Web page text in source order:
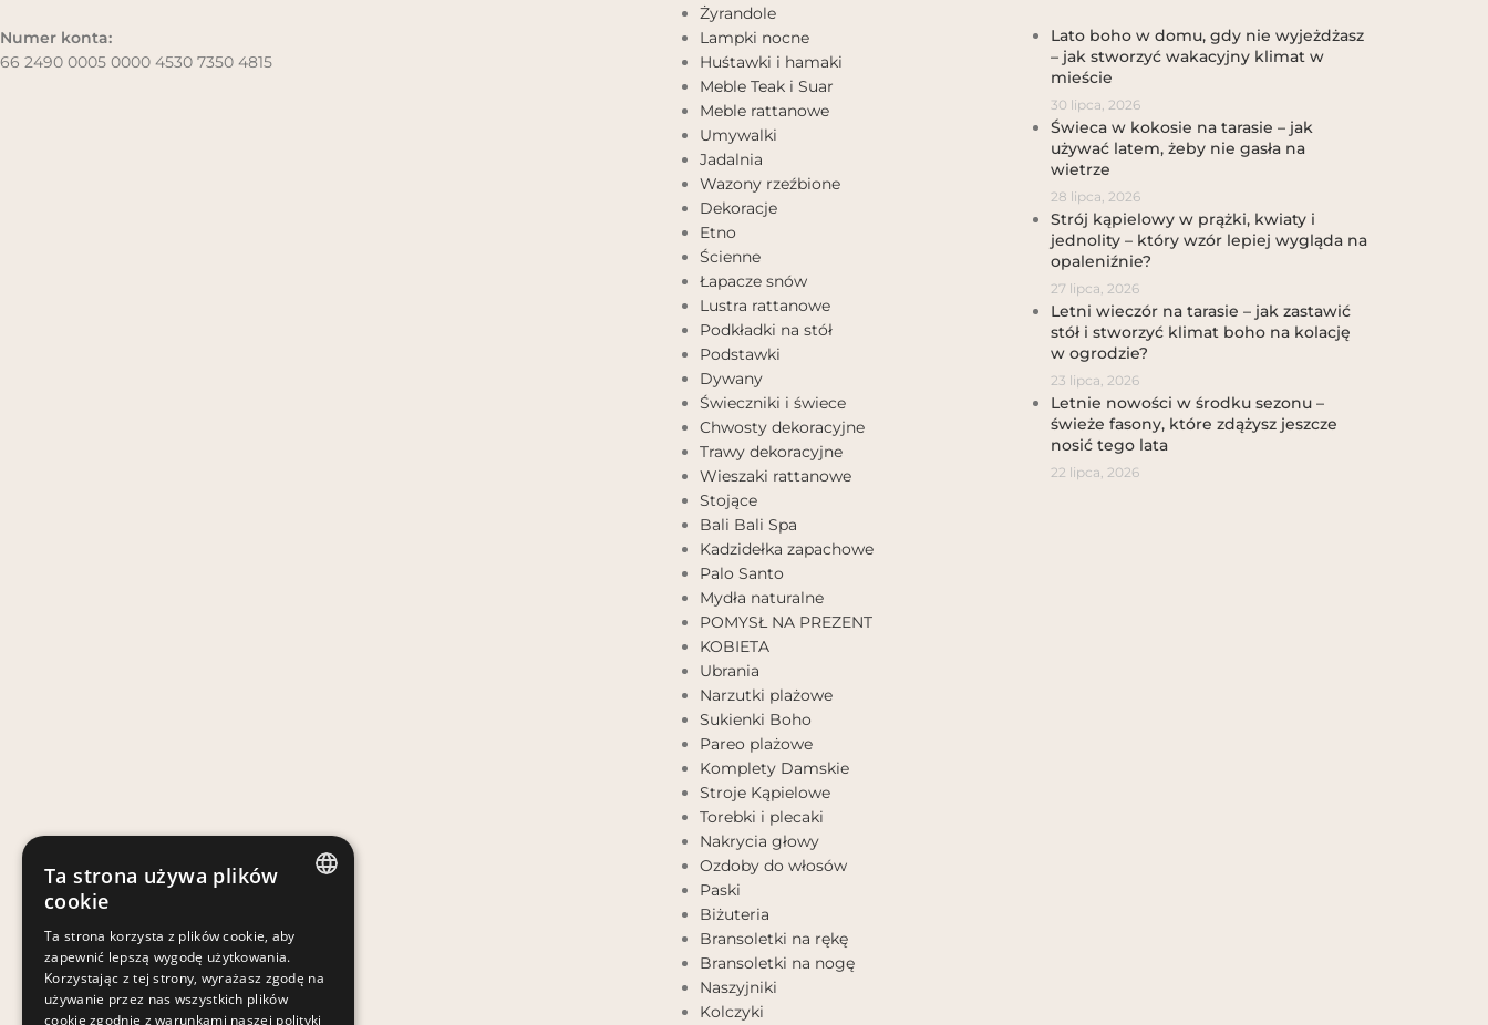
Numer konta:
66 2490 0005 0000 4530 7350 4815
Żyrandole
Lampki nocne
Huśtawki i hamaki
Meble Teak i Suar
Meble rattanowe
Umywalki
Jadalnia
Wazony rzeźbione
Dekoracje
Etno
Ścienne
Łapacze snów
Lustra rattanowe
Podkładki na stół
Podstawki
Dywany
Świeczniki i świece
Chwosty dekoracyjne
Trawy dekoracyjne
Wieszaki rattanowe
Stojące
Bali Bali Spa
Kadzidełka zapachowe
Palo Santo
Mydła naturalne
POMYSŁ NA PREZENT
KOBIETA
Ubrania
Narzutki plażowe
Sukienki Boho
Pareo plażowe
Komplety Damskie
Stroje Kąpielowe
Torebki i plecaki
Nakrycia głowy
Ozdoby do włosów
Paski
Biżuteria
Bransoletki na rękę
Bransoletki na nogę
Naszyjniki
Kolczyki
Lato boho w domu, gdy nie wyjeżdżasz
– jak stworzyć wakacyjny klimat w
mieście
30 lipca, 2026
Świeca w kokosie na tarasie – jak
używać latem, żeby nie gasła na
wietrze
28 lipca, 2026
Strój kąpielowy w prążki, kwiaty i
jednolity – który wzór lepiej wygląda na
opaleniźnie?
27 lipca, 2026
Letni wieczór na tarasie – jak zastawić
stół i stworzyć klimat boho na kolację
w ogrodzie?
23 lipca, 2026
Letnie nowości w środku sezonu –
świeże fasony, które zdążysz jeszcze
nosić tego lata
22 lipca, 2026
POLISH
Ta strona używa plików
cookie
Ta strona korzysta z plików cookie, aby
zapewnić lepszą wygodę użytkowania.
Korzystając z tej strony, wyrażasz zgodę na
używanie przez nas wszystkich plików
cookie zgodnie z warunkami naszej polityki